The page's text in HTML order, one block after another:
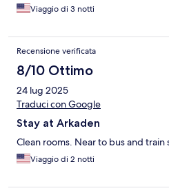
Viaggio di 3 notti
Recensione verificata
8/10 Ottimo
24 lug 2025
Traduci con Google
Stay at Arkaden
Clean rooms. Near to bus and train
Viaggio di 2 notti